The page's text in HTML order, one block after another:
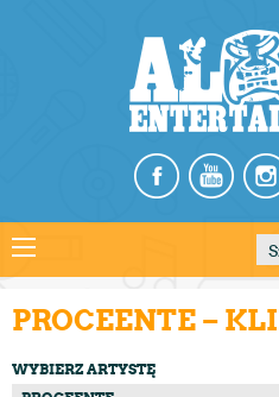
PROCEENTE –
WYBIERZ ARTYSTĘ